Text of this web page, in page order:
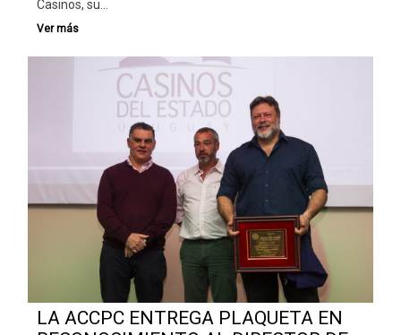
Casinos, su…
LA ACCPC ENTREGA PLAQUETA EN